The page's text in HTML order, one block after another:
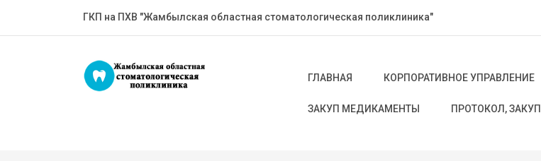
ГКП на ПХВ "Жамбылская областная стоматологическая поликлиника"
ГЛАВНАЯ КОРПОРАТИВНОЕ УПРАВЛЕНИЕ
ЗАКУП МЕДИКАМЕНТЫ ПРОТОКОЛ, ЗАКУП